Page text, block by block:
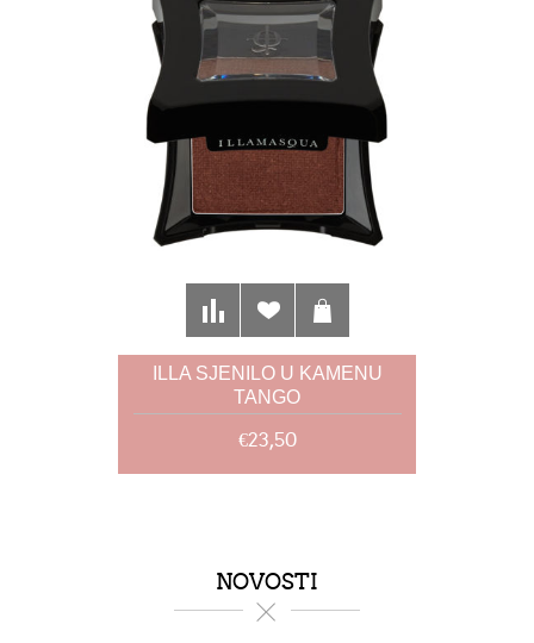
ILLA SJENILO U KAMENU
TANGO
€23,50
NOVOSTI